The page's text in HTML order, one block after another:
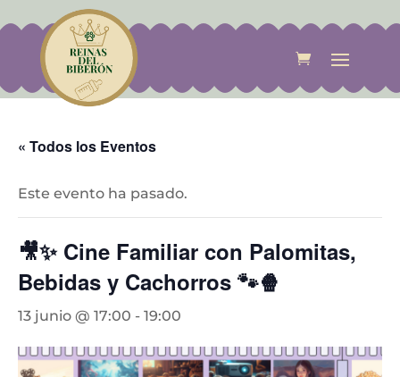
« Todos los Eventos
Este evento ha pasado.
🎥✨ Cine Familiar con Palomitas,
Bebidas y Cachorros 🐾🍿
13 junio @ 17:00 - 19:00